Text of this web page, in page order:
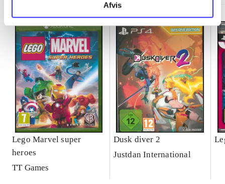
Afvis
Lego Marvel super
heroes
TT Games
Dusk diver 2
Justdan International